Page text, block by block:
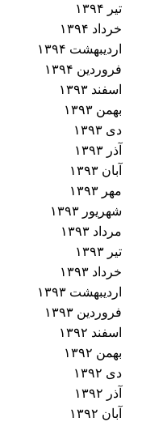
تیر ۱۳۹۴
خرداد ۱۳۹۴
اردیبهشت ۱۳۹۴
فروردین ۱۳۹۴
اسفند ۱۳۹۳
بهمن ۱۳۹۳
دی ۱۳۹۳
آذر ۱۳۹۳
آبان ۱۳۹۳
مهر ۱۳۹۳
شهریور ۱۳۹۳
مرداد ۱۳۹۳
تیر ۱۳۹۳
خرداد ۱۳۹۳
اردیبهشت ۱۳۹۳
فروردین ۱۳۹۳
اسفند ۱۳۹۲
بهمن ۱۳۹۲
دی ۱۳۹۲
آذر ۱۳۹۲
آبان ۱۳۹۲